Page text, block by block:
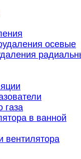
осевые
газа
в ванной
вентилятора